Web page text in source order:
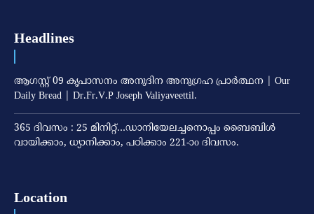
Headlines
ആഗസ്റ്റ് 09 കൃപാസനം അനുദിന അനുഗ്രഹ പ്രാർത്ഥന | Our
Daily Bread | Dr.Fr.V.P Joseph Valiyaveettil.
365 ദിവസം : 25 മിനിറ്റ്…ഡാനിയേലച്ചനൊപ്പം ബൈബിൾ
വായിക്കാം, ധ്യാനിക്കാം, പഠിക്കാം 221-ാo ദിവസം.
Location